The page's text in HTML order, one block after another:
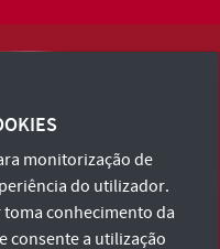
Privacy Policy
monitorização de
do utilizador.
conhecimento da
e consente a utilização